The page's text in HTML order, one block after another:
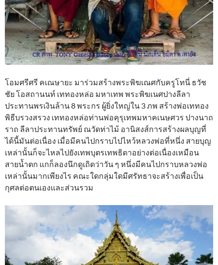
โอมศรีศรี คเณษายะ มาร่วมสร้างพระพิฆเณศกับครูโทนี่ ธวัช
ชัย โอสถานนท์ เททองหล่อ มหาเทพ พระพิฆเนศปางลีลา
ประทานพรเงินล้าน 8 พระกร ผู้ยิ่งใหญ่ใน 3 ภพ สร้างพ่อเททอง
พิธีบรวงสรวง เททองหล่อท่านพ่อคุรุเทพมหาคเนษศวร ปางนาถ
ราถ ลีลาประทานทรัพย์ ณวัดท่าไม้ อานิสงส์การสร้างผลบุญที่
ได้นี้มันต่อเนื่อง เมื่อมีคนไปกราบไปไหว้หลวงพ่อที่หนึ่ง สายบุญ
เหล่านั้นก็จะไหลไปยังเทพบุตรเทพธิดาอย่างต่อเนื่องเหมือน
สายน้ำตก แกก็ลองนึกดูเถิดว่าวัน ๆ หนึ่งมีคนไปกราบหลวงพ่อ
เหล่านั้นมากเพียงไร คณะใดกลุ่มใดมีศรัทธาจะสร้างเพื่อเป็น
กุศลต่อตนเองและส่วนรวม